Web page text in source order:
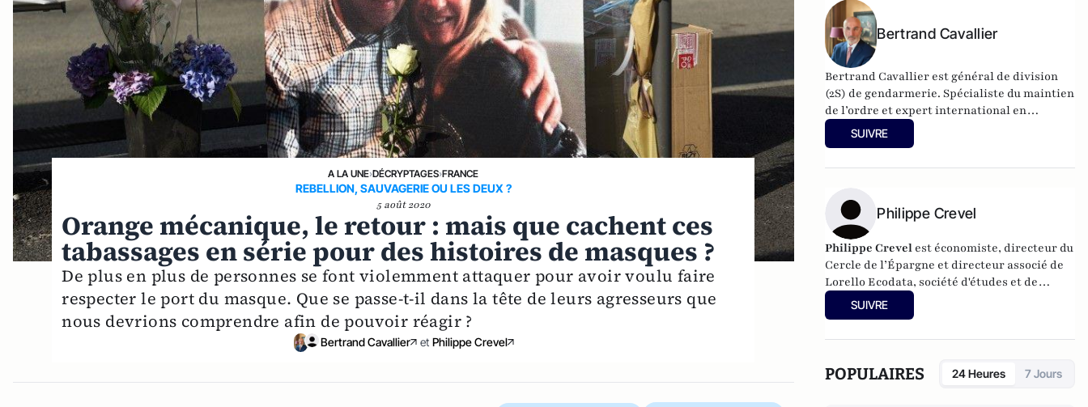
A LA UNE›DÉCRYPTAGES›FRANCE
REBELLION, SAUVAGERIE OU LES DEUX ?
5 août 2020
Orange mécanique, le retour : mais que cachent ces
tabassages en série pour des histoires de masques ?
De plus en plus de personnes se font violemment attaquer pour avoir voulu faire
respecter le port du masque. Que se passe-t-il dans la tête de leurs agresseurs que
nous devrions comprendre afin de pouvoir réagir ?
Bertrand Cavallier et Philippe Crevel
Bertrand Cavallier
Bertrand Cavallier est général de division
(2S) de gendarmerie. Spécialiste du maintien
de l’ordre et expert international en
sécurité des Etats, il est notamment
régulièrement engagé en Afrique. Le
de Saint-Astier.
SUIVRE
Philippe Crevel
Philippe Crevel est économiste, directeur du
Cercle de l’Épargne et directeur associé de
Lorello Ecodata, société d'études et de
conseils en stratégies économiques.
SUIVRE
POPULAIRES 24 Heures 7 Jours